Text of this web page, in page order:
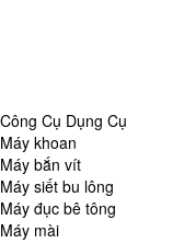
Công Cụ Dụng Cụ
Máy khoan
Máy bắn vít
Máy siết bu lông
Máy đục bê tông
Máy mài